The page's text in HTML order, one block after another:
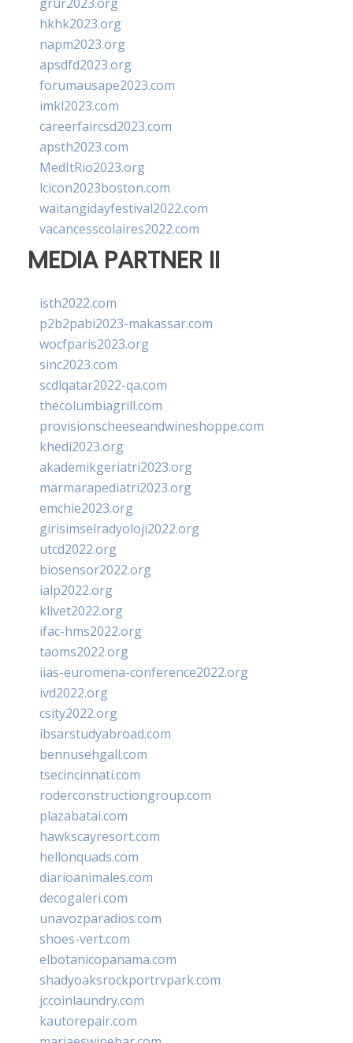
hkhk2023.org
napm2023.org
apsdfd2023.org
forumausape2023.com
imkl2023.com
careerfaircsd2023.com
apsth2023.com
MedItRio2023.org
lcicon2023boston.com
waitangidayfestival2022.com
vacancesscolaires2022.com
MEDIA PARTNER II
isth2022.com
p2b2pabi2023-makassar.com
wocfparis2023.org
sinc2023.com
scdlqatar2022-qa.com
thecolumbiagrill.com
provisionscheeseandwineshoppe.com
khedi2023.org
akademikgeriatri2023.org
marmarapediatri2023.org
emchie2023.org
girisimselradyoloji2022.org
utcd2022.org
biosensor2022.org
ialp2022.org
klivet2022.org
ifac-hms2022.org
taoms2022.org
iias-euromena-conference2022.org
ivd2022.org
csity2022.org
ibsarstudyabroad.com
bennusehgall.com
tsecincinnati.com
roderconstructiongroup.com
plazabatai.com
hawkscayresort.com
hellonquads.com
diarioanimales.com
decogaleri.com
unavozparadios.com
shoes-vert.com
elbotanicopanama.com
shadyoaksrockportrvpark.com
jccoinlaundry.com
kautorepair.com